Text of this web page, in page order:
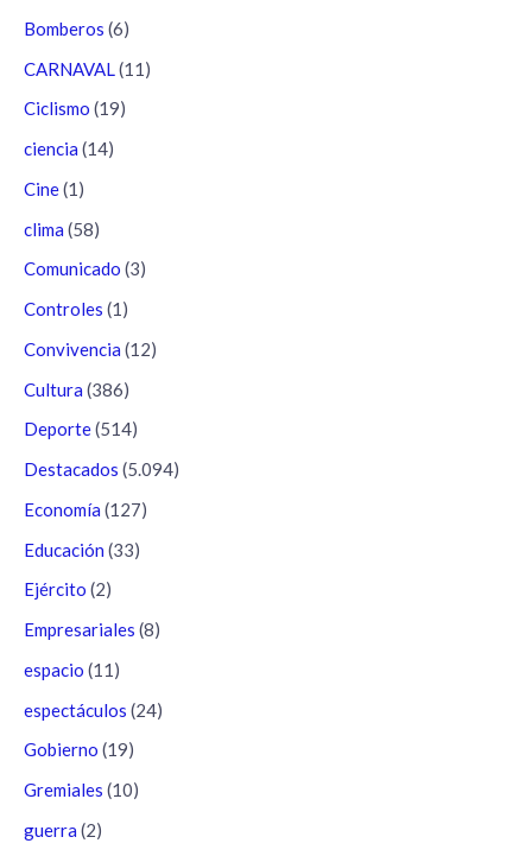
Bomberos (6)
CARNAVAL(11)
Ciclismo (19)
ciencia (14)
Cine(1)
clima (58)
Comunicado (3)
Controles (1)
Convivencia (12)
Cultura (386)
Deporte(514)
Destacados (5.094)
Economía (127)
Educación (33)
Ejército (2)
Empresariales (8)
espacio (11)
espectáculos (24)
Gobierno (19)
Gremiales (10)
guerra (2)